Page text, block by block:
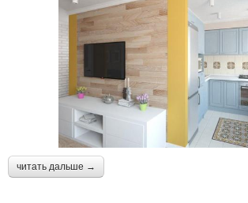
читать дальше →